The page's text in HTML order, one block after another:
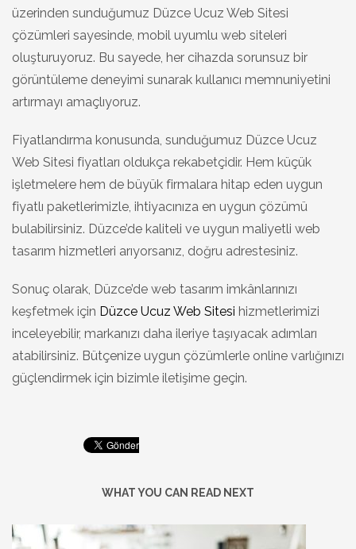
üzerinden sunduğumuz Düzce Ucuz Web Sitesi
çözümleri sayesinde, mobil uyumlu web siteleri
oluşturuyoruz. Bu sayede, her cihazda sorunsuz bir
görüntüleme deneyimi sunarak kullanıcı memnuniyetini
artırmayı amaçlıyoruz.
Fiyatlandırma konusunda, sunduğumuz Düzce Ucuz
Web Sitesi fiyatları oldukça rekabetçidir. Hem küçük
işletmelere hem de büyük firmalara hitap eden uygun
fiyatlı paketlerimizle, ihtiyacınıza en uygun çözümü
bulabilirsiniz. Düzce’de kaliteli ve uygun maliyetli web
tasarım hizmetleri arıyorsanız, doğru adrestesiniz.
Sonuç olarak, Düzce’de web tasarım imkânlarınızı
keşfetmek için Düzce Ucuz Web Sitesi hizmetlerimizi
inceleyebilir, markanızı daha ileriye taşıyacak adımları
atabilirsiniz. Bütçenize uygun çözümlerle online varlığınızı
güçlendirmek için bizimle iletişime geçin.
WHAT YOU CAN READ NEXT